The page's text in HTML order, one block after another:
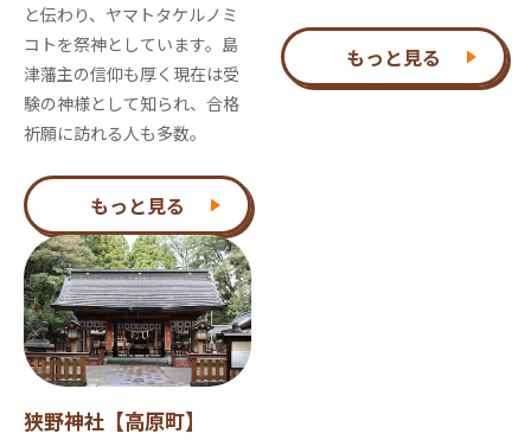
と伝わり、ヤマトタケルノミ
コトを祭神としています。島
津藩主の信仰も厚く現在は受
験の神様として知られ、合格
祈願に訪れる人も多数。
もっと見る
もっと見る
狭野神社【高原町】